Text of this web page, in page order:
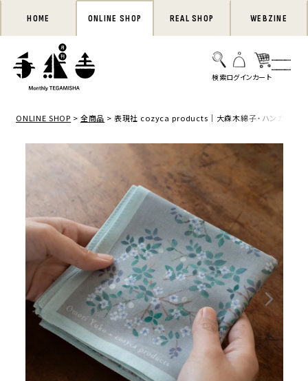
HOME ONLINE SHOP REAL SHOP WEBZINE
ONLINE SHOP 全商品 表現社 cozyca products｜大森木綿子・ハンカチ「